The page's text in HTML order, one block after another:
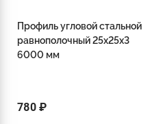
Профиль угловой стальной
равнополочный 25х25х3
6000 мм
780 ₽